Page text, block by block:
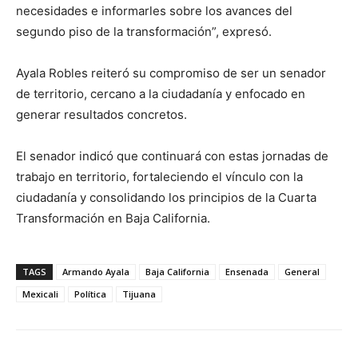
necesidades e informarles sobre los avances del
segundo piso de la transformación”, expresó.
Ayala Robles reiteró su compromiso de ser un senador
de territorio, cercano a la ciudadanía y enfocado en
generar resultados concretos.
El senador indicó que continuará con estas jornadas de
trabajo en territorio, fortaleciendo el vínculo con la
ciudadanía y consolidando los principios de la Cuarta
Transformación en Baja California.
TAGS Armando Ayala Baja California Ensenada
General
Mexicali
Política Tijuana